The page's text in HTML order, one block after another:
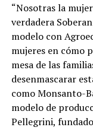
“Nosotras la
verdadera
modelo con
mujeres en cómo
mesa de las
desenmascarar
como Monsanto-
modelo de
Pellegrini,